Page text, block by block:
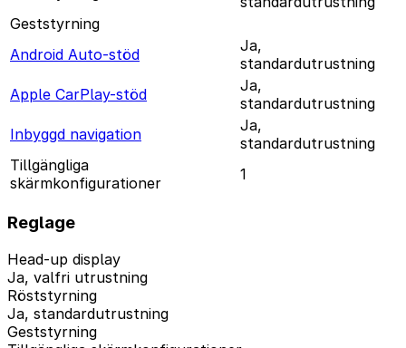
Geststyrning
Android Auto-stöd
Ja,
standardutrustning
Apple CarPlay-stöd
Ja,
standardutrustning
Inbyggd navigation
Ja,
standardutrustning
Tillgängliga
skärmkonfigurationer
1
Reglage
Head-up display
Ja, valfri utrustning
Röststyrning
Ja, standardutrustning
Geststyrning